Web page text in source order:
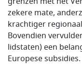
zekere mate,
krachtiger
Bovendien
lidstaten) een
Europese subsidies.